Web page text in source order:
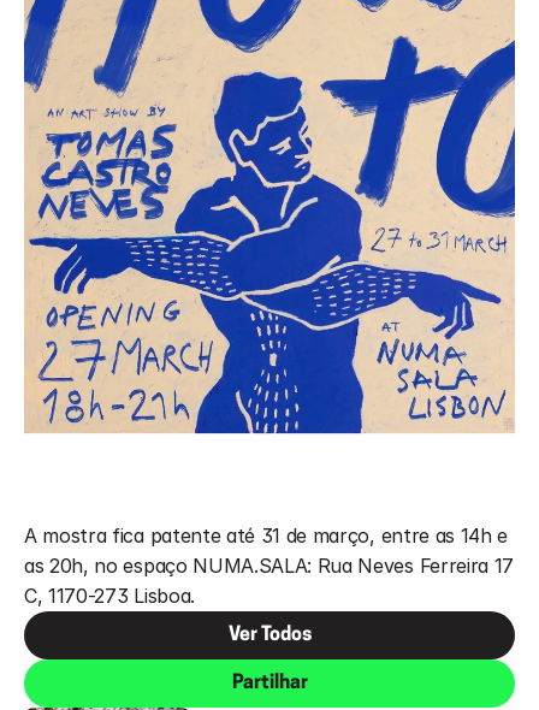
A mostra fica patente até 31 de março, entre as 14h e
as 20h, no espaço NUMA.SALA: Rua Neves Ferreira 17
C, 1170-273 Lisboa.
Ver Todos
Partilhar